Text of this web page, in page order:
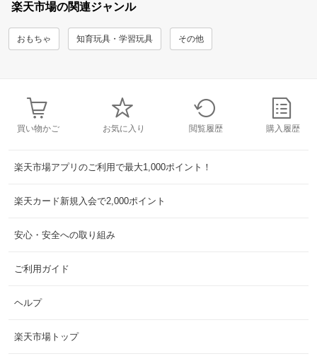
楽天市場の関連ジャンル
おもちゃ 知育玩具・学習玩具 その他
買い物かご お気に入り 閲覧履歴 購入履歴
楽天市場アプリのご利用で最大1,000ポイント！
楽天カード新規入会で2,000ポイント
安心・安全への取り組み
ご利用ガイド
ヘルプ
楽天市場トップ